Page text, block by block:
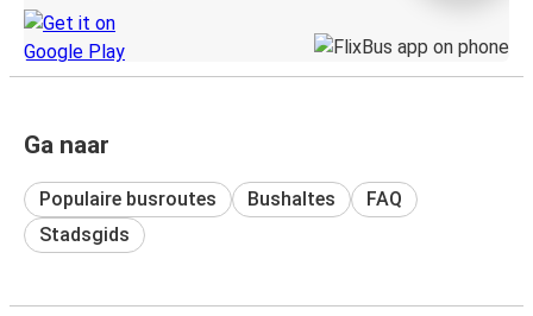
Ga naar
Populaire busroutes Bushaltes
FAQ
Stadsgids